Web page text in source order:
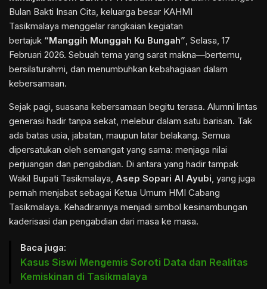
Bulan Bakti Insan Cita, keluarga besar KAHMI
Tasikmalaya menggelar rangkaian kegiatan
bertajuk “Manggih Munggah Ku Bungah”, Selasa, 17
Februari 2026. Sebuah tema yang sarat makna—bertemu,
bersilaturahmi, dan menumbuhkan kebahagiaan dalam
kebersamaan.
Sejak pagi, suasana kebersamaan begitu terasa. Alumni lintas
generasi hadir tanpa sekat, melebur dalam satu barisan. Tak
ada batas usia, jabatan, maupun latar belakang. Semua
dipersatukan oleh semangat yang sama: menjaga nilai
perjuangan dan pengabdian. Di antara yang hadir tampak
Wakil Bupati Tasikmalaya, Asep Sopari Al Ayubi, yang juga
pernah menjabat sebagai Ketua Umum HMI Cabang
Tasikmalaya. Kehadirannya menjadi simbol kesinambungan
kaderisasi dan pengabdian dari masa ke masa.
Baca juga:
Kasus Siswi Mengemis Soroti Data dan Realitas
Kemiskinan di Tasikmalaya